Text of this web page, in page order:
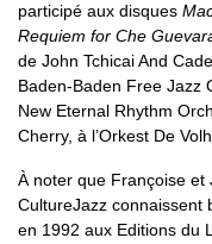
participé aux disques
Requiem for Che
de John Tchicai And
Baden-Baden Free Jazz
New Eternal Rhythm
Cherry, à l’Orkest De
À noter que Françoise et
CultureJazz connaissent
en 1992 aux Editions du